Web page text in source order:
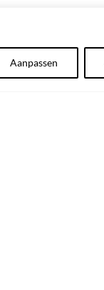
Aanpassen